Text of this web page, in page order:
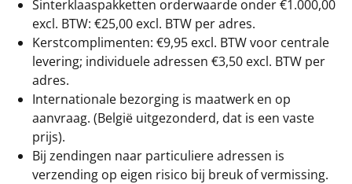
Sinterklaaspakketten orderwaarde onder €1.000,00
excl. BTW: €25,00 excl. BTW per adres.
Kerstcomplimenten: €9,95 excl. BTW voor centrale
levering; individuele adressen €3,50 excl. BTW per
adres.
Internationale bezorging is maatwerk en op
aanvraag. (België uitgezonderd, dat is een vaste
prijs).
Bij zendingen naar particuliere adressen is
verzending op eigen risico bij breuk of vermissing.